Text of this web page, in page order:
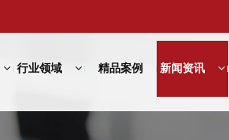
行业领域 精品案例 新闻资讯